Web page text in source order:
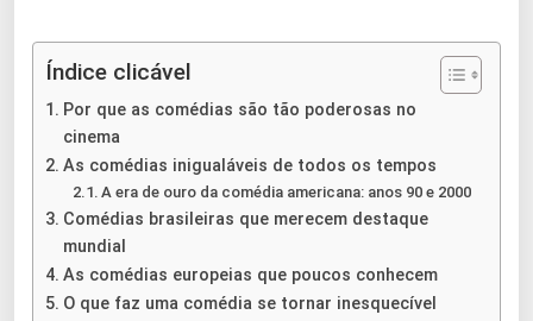
Índice clicável
Por que as comédias são tão poderosas no
cinema
As comédias inigualáveis de todos os tempos
A era de ouro da comédia americana: anos 90 e 2000
Comédias brasileiras que merecem destaque
mundial
As comédias europeias que poucos conhecem
O que faz uma comédia se tornar inesquecível